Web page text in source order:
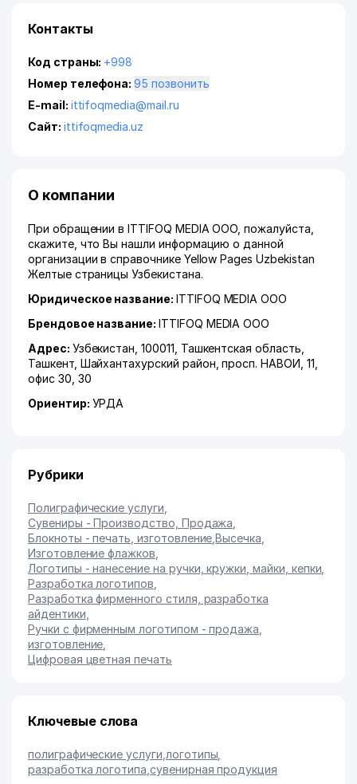
Контакты
Код страны: +998
Номер телефона:
95 позвонить
E-mail: ittifoqmedia@mail.ru
Сайт: ittifoqmedia.uz
О компании
При обращении в ITTIFOQ MEDIA ООО, пожалуйста,
скажите, что Вы нашли информацию о данной
организации в справочнике Yellow Pages Uzbekistan
Желтые страницы Узбекистана.
Юридическое название: ITTIFOQ MEDIA ООО
Брендовое название: ITTIFOQ MEDIA ООО
Адрес: Узбекистан, 100011, Ташкентская область
Ташкент, Шайхантахурский район ,просп. НАВОИ , 11,
офис 30, 30
Ориентир: УРДА
Рубрики
Полиграфические услуги
Сувениры - Производство, Продажа
Блокноты - печать, изготовление ,Высечка
Изготовление флажков
Логотипы - нанесение на ручки, кружки, майки, кепки
Разработка логотипов
Разработка фирменного стиля, разработка
айдентики
Ручки с фирменным логотипом - продажа,
изготовление
Цифровая цветная печать
Ключевые слова
полиграфические услуги логотипы
разработка логотипа ,сувенирная продукция